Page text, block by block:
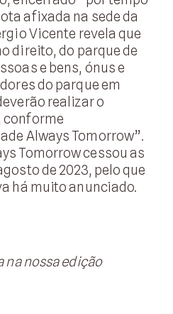
afixada na sede da
Vicente revela que
direito, do parque de
e bens, ónus e
do parque em
realizar o
conforme
Always Tomorrow”.
Tomorrow cessou as
de 2023, pelo que
há muito anunciado.
na nossa edição